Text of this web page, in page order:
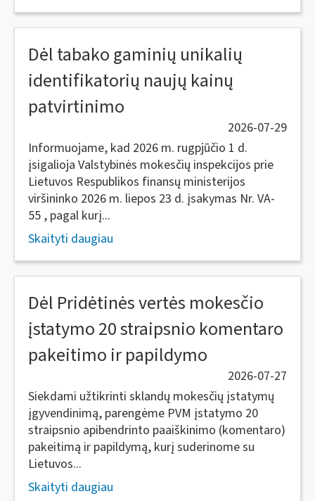
Dėl tabako gaminių unikalių
identifikatorių naujų kainų
patvirtinimo
2026-07-29
Informuojame, kad 2026 m. rugpjūčio 1 d.
įsigalioja Valstybinės mokesčių inspekcijos prie
Lietuvos Respublikos finansų ministerijos
viršininko 2026 m. liepos 23 d. įsakymas Nr. VA-
55 , pagal kurį...
Skaityti daugiau
Dėl Pridėtinės vertės mokesčio
įstatymo 20 straipsnio komentaro
pakeitimo ir papildymo
2026-07-27
Siekdami užtikrinti sklandų mokesčių įstatymų
įgyvendinimą, parengėme PVM įstatymo 20
straipsnio apibendrinto paaiškinimo (komentaro)
pakeitimą ir papildymą, kurį suderinome su
Lietuvos...
Skaityti daugiau